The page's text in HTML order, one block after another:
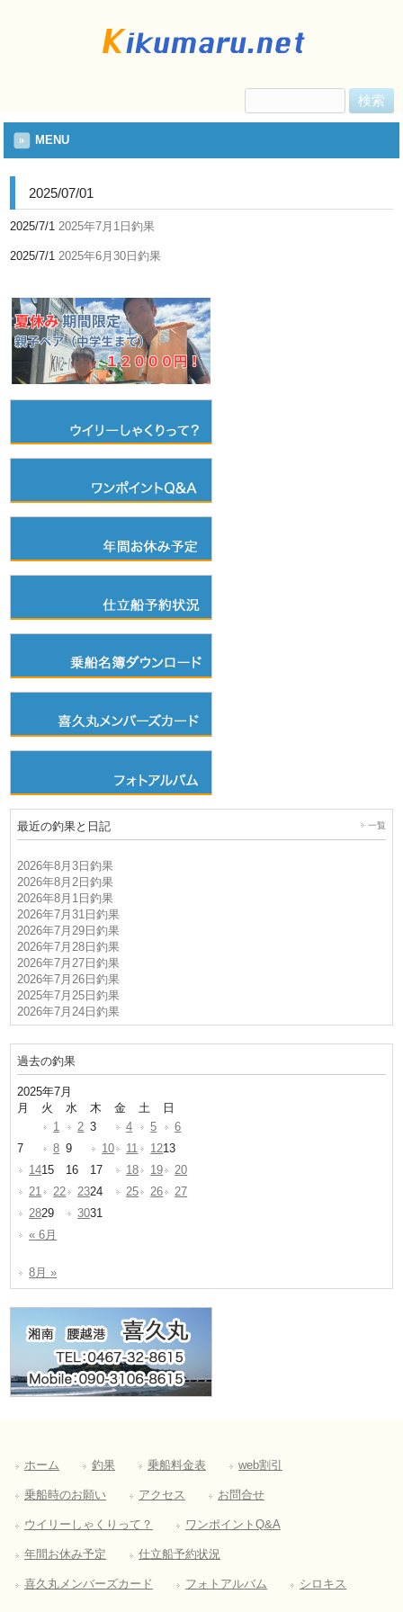
索:
MENU
2025/07/01
2025/7/1 2025年7月1日釣果
2025/7/1 2025年6月30日釣果
最近の釣果と日記 一覧
2026年8月3日釣果
2026年8月2日釣果
2026年8月1日釣果
2026年7月31日釣果
2026年7月29日釣果
2026年7月28日釣果
2026年7月27日釣果
2026年7月26日釣果
2025年7月25日釣果
2026年7月24日釣果
過去の釣果
2025年7月
月
火 水 木 金 土
日
1
2 3 4 5
6
7
8 9 10 11 1213
1415 16 17 18 19
20
21
22 2324 25 26
27
2829 3031
« 6月
8月 »
ホーム 釣果 乗船料金表 web割引
乗船時のお願い アクセス お問合せ
ウイリーしゃくりって？ ワンポイントQ&A
年間お休み予定 仕立船予約状況
喜久丸メンバーズカード フォトアルバム シロキス